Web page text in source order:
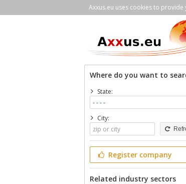
Axxus.eu uses cookies to
Where do you want to
State:
City:
Register company
Related industry sectors